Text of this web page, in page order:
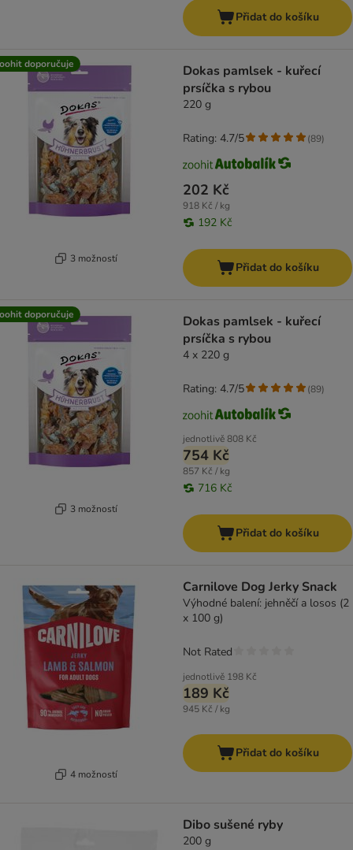
Přidat do košíku
doporučuje
3 možností
Dokas pamlsek - kuřecí
prsíčka s rybou
220 g
202 Kč
918 Kč / kg
192 Kč
Rating: 4.7/5 (89)
Přidat do košíku
doporučuje
3 možností
Dokas pamlsek - kuřecí
prsíčka s rybou
4 x 220 g
jednotlivě808 Kč
754 Kč
857 Kč / kg
716 Kč
Rating: 4.7/5 (89)
Přidat do košíku
4 možností
Carnilove Dog Jerky Snack
Výhodné balení: jehněčí a losos (2
x 100 g)
jednotlivě 198 Kč
189 Kč
945 Kč / kg
Not Rated
Přidat do košíku
Dibo sušené ryby
200 g